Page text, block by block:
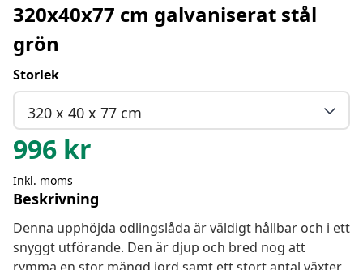
320x40x77 cm galvaniserat stål
grön
Storlek
320 x 40 x 77 cm
996 kr
Inkl. moms
Beskrivning
Denna upphöjda odlingslåda är väldigt hållbar och i ett
snyggt utförande. Den är djup och bred nog att